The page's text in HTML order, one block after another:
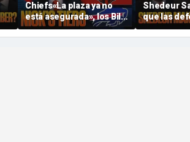
Chiefs«La plaza ya no
está asegurada», los Bills
y los Bears han
«exagerado demasiado»
Shedeur
que las
«duerman
bebé».